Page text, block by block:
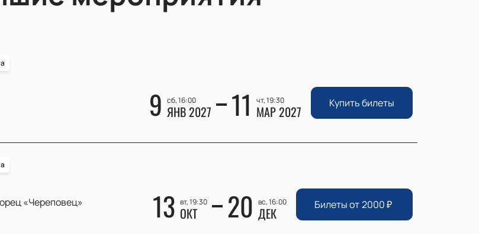
9 сб, 16:00
ЯНВ 2027 11 чт, 19:30
МАР 2027 Купить билеты
«Череповец» 13 вт, 19:30
ОКТ 20 вс, 16:00
ДЕК Билеты от 2000₽